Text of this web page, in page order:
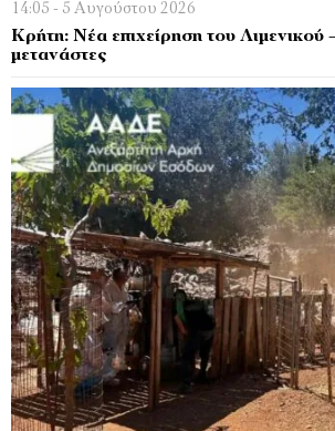
14:05 - 5 Αυγούστου 2026
Κρήτη: Νέα επιχείρηση του
μετανάστες